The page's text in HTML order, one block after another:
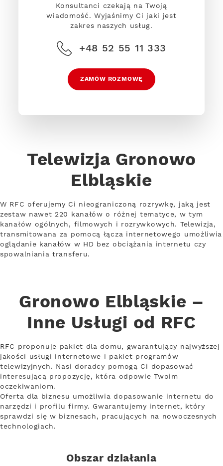
Konsultanci czekają na Twoją
wiadomość. Wyjaśnimy Ci jaki jest
zakres naszych usług.
+48 52 55 11 333
ZAMÓW ROZMOWĘ
Telewizja Gronowo
Elbląskie
W RFC oferujemy Ci nieograniczoną rozrywkę, jaką jest
zestaw nawet 220 kanałów o różnej tematyce, w tym
kanałów ogólnych, filmowych i rozrywkowych. Telewizja,
transmitowana za pomocą łącza internetowego umożliwia
oglądanie kanałów w HD bez obciążania internetu czy
spowalniania transferu.
Gronowo Elbląskie –
Inne Usługi od RFC
RFC proponuje pakiet dla domu, gwarantujący najwyższej
jakości usługi internetowe i pakiet programów
telewizyjnych. Nasi doradcy pomogą Ci dopasować
interesującą propozycję, która odpowie Twoim
oczekiwaniom.
Oferta dla biznesu umożliwia dopasowanie internetu do
narzędzi i profilu firmy. Gwarantujemy internet, który
sprawdzi się w biznesach, pracujących na nowoczesnych
technologiach.
Obszar działania